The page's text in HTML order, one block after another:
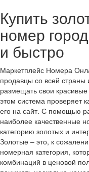
Купить
номер
и быстро
Маркетплейс Номера
продавцы со всей
размещать свои
этом система проверяет
его на сайт. С помощью
наиболее качественные
категорию золотых и
Золотые – это, к
номерная категория,
комбинаций в ценовой